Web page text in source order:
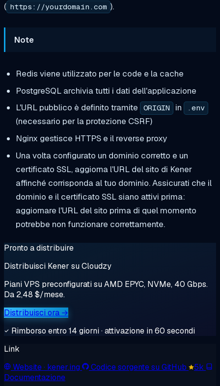
( https://yourdomain.com ).
Note
Redis viene utilizzato per le code e la cache
PostgreSQL archivia tutti i dati dell'applicazione
L'URL pubblico è definito tramite ORIGIN in .env
(necessario per la protezione CSRF)
Nginx gestisce HTTPS e il reverse proxy
Una volta configurato un dominio corretto e un
certificato SSL, aggiorna l'URL del sito di Kener
affinché corrisponda al tuo dominio. Assicurati che il
dominio e il certificato SSL siano attivi prima:
aggiornare l'URL del sito prima di quel momento
potrebbe non funzionare correttamente.
Pronto a distribuire
Distribuisci Kener su Cloudzy
Piani VPS preconfigurati su AMD EPYC, NVMe, 40 Gbps.
Da 2,48 $/mese.
Distribuisci ora →
Rimborso entro 14 giorni · attivazione in 60 secondi
Link
Website· kener.ing Codice sorgente su GitHub
5k
Documentazione